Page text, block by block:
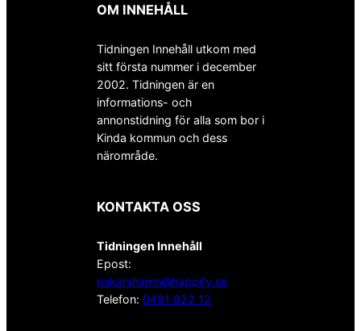
OM INNEHÅLL
Tidningen Innehåll utkom med
sitt första nummer i december
2002. Tidningen är en
informations- och
annonstidning för alla som bor i
Kinda kommun och dess
närområde.
KONTAKTA OSS
Tidningen Innehåll
Epost:
oskarshamn@happify.se
Telefon: 0491 822 12